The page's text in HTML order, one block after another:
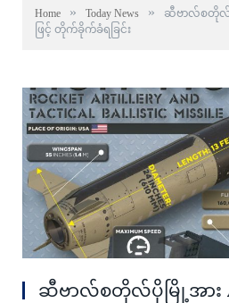
Home » Today News »
ဆီဗာလ်စတိုလ်ပိုမ
ဖြင့် တိုက်ခိုက်ခံရခြင်း
ဆီဗာလ်စတိုလ်ပိုမြို့အား